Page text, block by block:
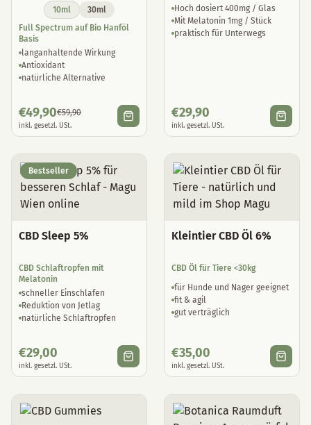
10ml
30ml
Full Spectrum auf Bio Hanföl
Basis
langanhaltende Wirkung
Antioxidant
natürliche Alternative
€49,90€59,90
inkl. gesetzl. USt.
Hoch dosiert 400mg / Glas
Mit Melatonin 1mg / Stück
praktisch für Unterwegs
€29,90
inkl. gesetzl. USt.
Bestseller
CBD Sleep 5%
CBD Schlaftropfen mit
Melatonin
schneller Einschlafen
Reduktion von Jetlag
natürliche Schlaftropfen
€29,00
inkl. gesetzl. USt.
Kleintier CBD Öl 6%
CBD Öl für Tiere <30kg
für Hunde und Nager geeignet
fit & agil
gut verträglich
€35,00
inkl. gesetzl. USt.